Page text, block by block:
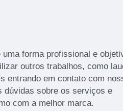
forma profissional e
outros trabalhos, como
entrando em contato com
dúvidas sobre os serviços e
com a melhor marca.